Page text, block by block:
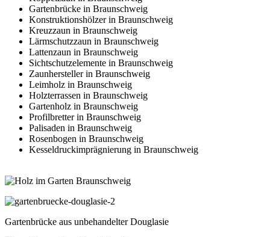
Gartenbrücke in Braunschweig
Konstruktionshölzer in Braunschweig
Kreuzzaun in Braunschweig
Lärmschutzzaun in Braunschweig
Lattenzaun in Braunschweig
Sichtschutzelemente in Braunschweig
Zaunhersteller in Braunschweig
Leimholz in Braunschweig
Holzterrassen in Braunschweig
Gartenholz in Braunschweig
Profilbretter in Braunschweig
Palisaden in Braunschweig
Rosenbogen in Braunschweig
Kesseldruckimprägnierung in Braunschweig
Gartenbrücke aus unbehandelter Douglasie